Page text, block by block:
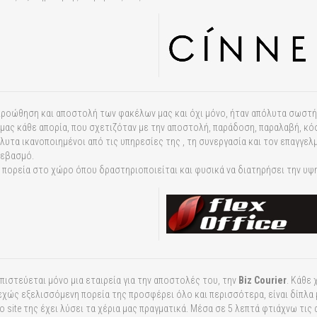
και αποστολή των φακέλων μας και όχι μόνο, ήταν απόλυτα
κάθε απορία, που σχετιζόταν με την αποστολή, παράδοση, παραλαβή,
ικανοποιημένοι από τις υπηρεσίες της , τη συνεργασία και τον
στο χώρο όπου δραστηριοποιείται και φυσικά να διατηρήσει την
μόνο μια εταιρεία για την αποστολές του, την Biz Courier Κάθε
εξελισσόμενη πορεία της προσφέρει όλο και περισσότερα, είναι δίπλα
της έχει λύσει τα χέρια μας πραγματικά. Μέσα σε 5 λεπτά φτιάχνω